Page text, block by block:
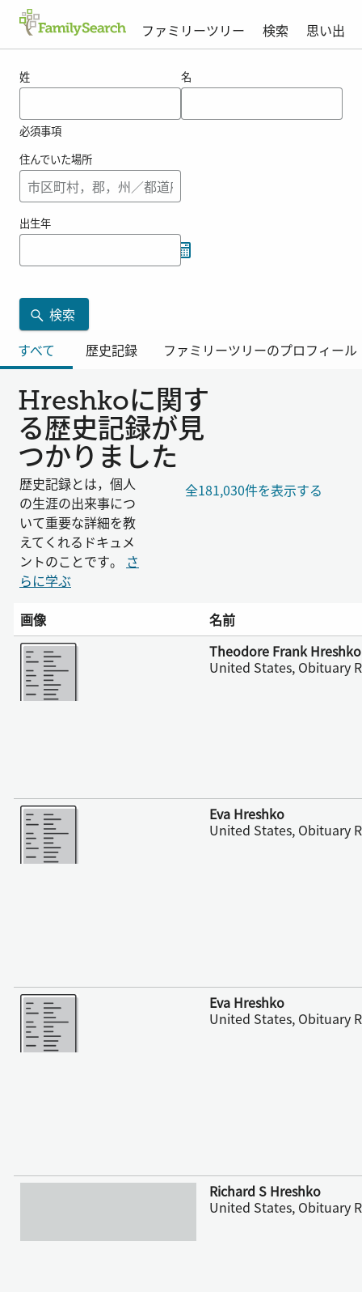
ファミリーツリー 検索
思い出
姓
必須事項
名
住んでいた場所
出生年
検索
すべて
歴史記録 ファミリーツリーのプロフィール
Hreshkoに関す
る歴史記録が見
つかりました
歴史記録とは，個人
の生涯の出来事につ
いて重要な詳細を教
えてくれるドキュメ
ントのことです。 さ
らに学ぶ
全181,030件を表示する
画像
名前
さらに表示
Theodore Frank Hreshko
United States, Obituary
さらに表示
Eva Hreshko
United States, Obituary
さらに表示
Eva Hreshko
United States, Obituary
さらに表示
Richard S Hreshko
United States, Obituary